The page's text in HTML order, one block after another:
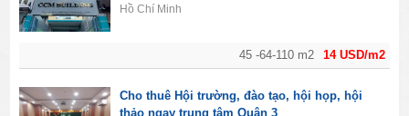
14 USD/m2
45 -64-110 m2
Hồ Chí Minh
Cho thuê Hội trường, đào tạo, hội họp, hội
thảo ngay trung tâm Quận 3